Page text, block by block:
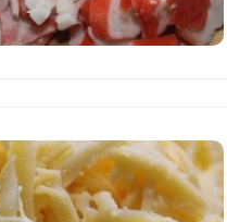
2533.1 мг
8.8 мг
44 мкг
Готовить салат с
Варить примерно три